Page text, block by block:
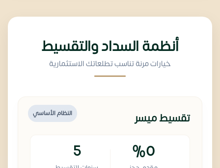
أنظمة السداد والتقسيط
خيارات مرنة تناسب تطلعاتك الاستثمارية
النظام الأساسي تقسيط ميسر
%0
5